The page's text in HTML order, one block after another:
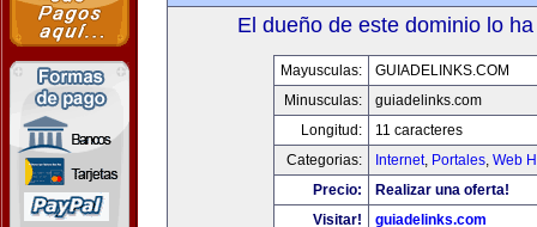
El dueño de este dominio lo
Mayusculas:
GUIADELINKS.COM
Minusculas:
guiadelinks.com
Longitud:
11 caracteres
Categorias:
Internet, Portales, Web
Precio:
Realizar una oferta!
Visitar!
guiadelinks.com